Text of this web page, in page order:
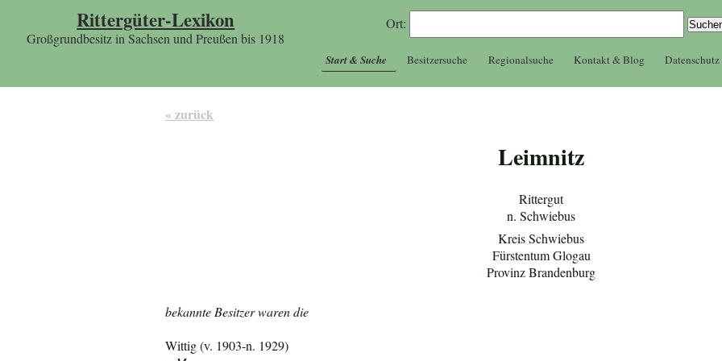
Rittergüter-Lexikon
Großgrundbesitz in Sachsen und Preußen bis 1918
Ort:
Start & Suche Besitzersuche Regionalsuche Kontakt & Blog Datenschutz
« zurück
Leimnitz
Rittergut
n. Schwiebus
Kreis Schwiebus
Fürstentum Glogau
Provinz Brandenburg
bekannte Besitzer waren die
Wittig (v. 1903-n. 1929)